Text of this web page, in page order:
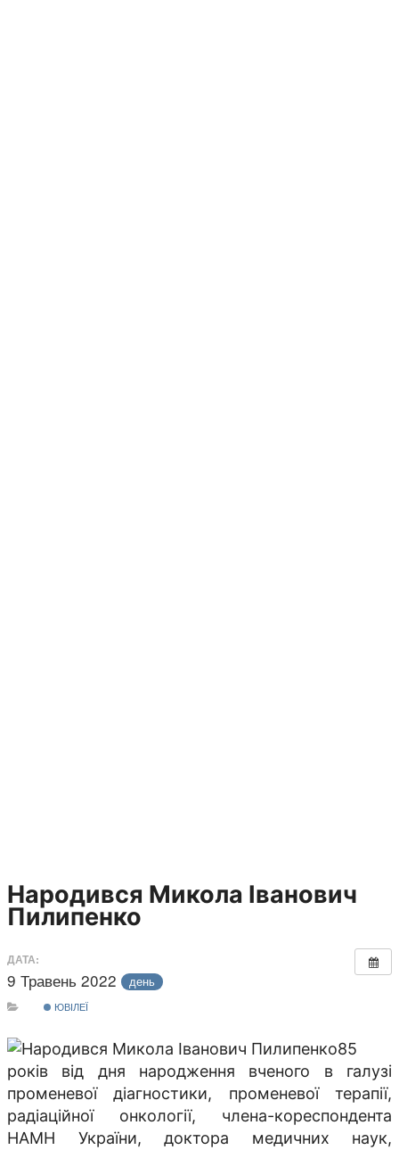
Народився Микола Іванович
Пилипенко
ДАТА:
9 Травень 2022 день
ЮВІЛЕЇ
85
років від дня народження вченого в галузі
променевої діагностики, променевої терапії,
радіаційної онкології, члена-кореспондента
НАМН України, доктора медичних наук,